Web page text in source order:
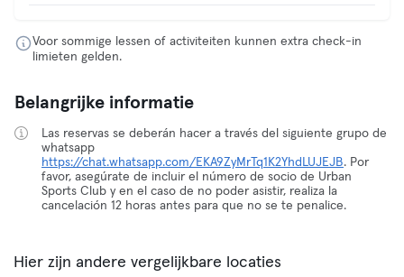
Voor sommige lessen of activiteiten kunnen extra check-in
limieten gelden.
Belangrijke informatie
Las reservas se deberán hacer a través del siguiente grupo de
whatsapp
https://chat.whatsapp.com/EKA9ZyMrTq1K2YhdLUJEJB. Por
favor, asegúrate de incluir el número de socio de Urban
Sports Club y en el caso de no poder asistir, realiza la
cancelación 12 horas antes para que no se te penalice.
Hier zijn andere vergelijkbare locaties